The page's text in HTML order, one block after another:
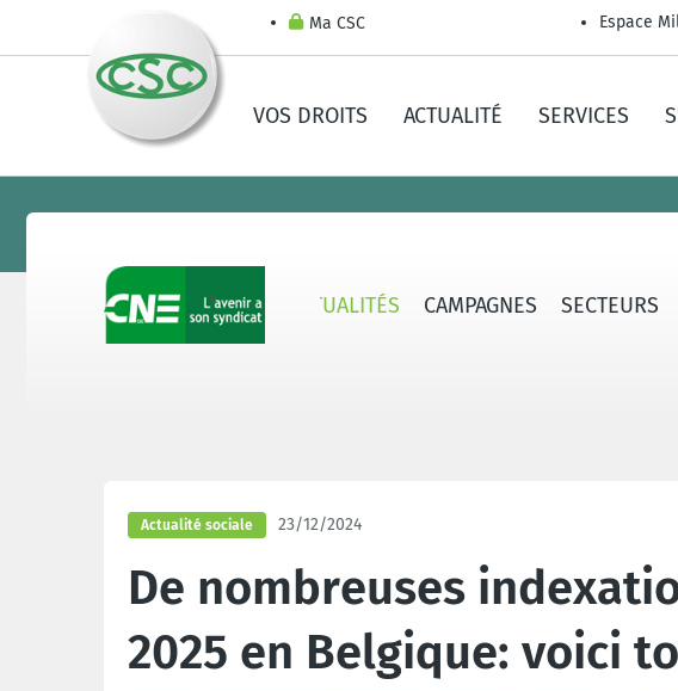
Ma CSC Espace
VOS DROITS ACTUALITÉ SERVICES
CNE - QUI SOMMES-NOUS ? ACTUALITÉS CAMPAGNES SECTEURS
Actualité sociale 23/12/2024
De nombreuses
2025 en Belgique: voici